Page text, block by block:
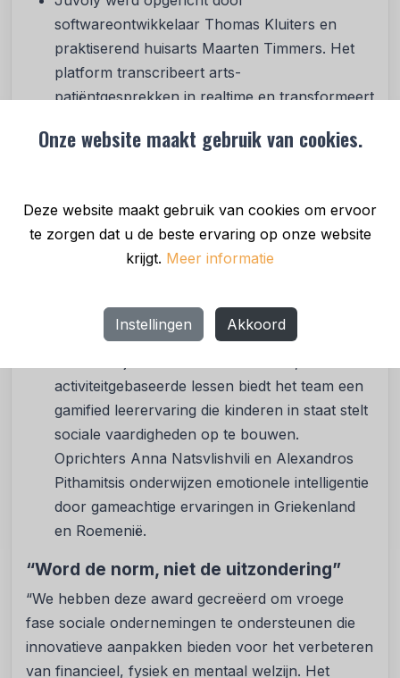
Onze website maakt gebruik van cookies.
Deze website maakt gebruik van cookies om ervoor
te zorgen dat u de beste ervaring op onze website
krijgt. Meer informatie
Instellingen Akkoord
softwareontwikkelaar Thomas Kluiters en
praktiserend huisarts Maarten Timmers. Het
platform transcribeert arts-
patiëntgesprekken in realtime en transformeert
elektronische patiëntendossiers. Omdat
bedrijf dat hun oplossing een echt probleem
aanpakt in de Nederlandse zorgverlening.
platform gewijd aan het ontwikkelen van
sociale vaardigheden bij kinderen van zes tot
activiteitgebaseerde lessen biedt het team een
gamified leerervaring die kinderen in staat stelt
sociale vaardigheden op te bouwen.
Oprichters Anna Natsvlishvili en Alexandros
Pithamitsis onderwijzen emotionele intelligentie
door gameachtige ervaringen in Griekenland
en Roemenië.
“Word de norm, niet de uitzondering”
“We hebben deze award gecreëerd om vroege
fase sociale ondernemingen te ondersteunen die
innovatieve aanpakken bieden voor het verbeteren
van financieel, fysiek en mentaal welzijn. Het